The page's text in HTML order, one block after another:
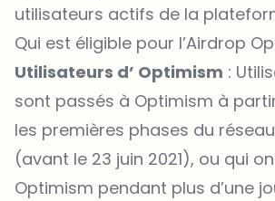
utilisateurs actifs de la
Qui est éligible pour l’Airdrop
Utilisateurs d’ Optimism :
sont passés à Optimism à
les premières phases du
(avant le 23 juin 2021), ou qui
Optimism pendant plus d’une